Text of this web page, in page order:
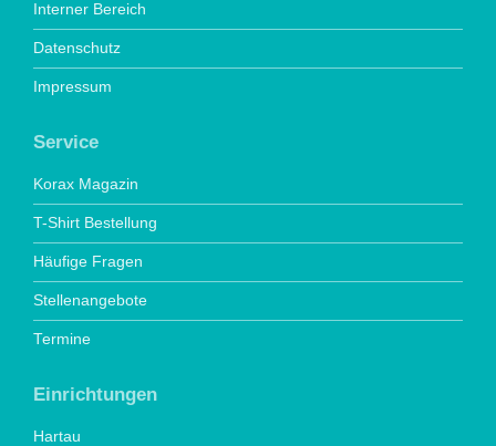
Interner Bereich
Datenschutz
Impressum
Service
Korax Magazin
T-Shirt Bestellung
Häufige Fragen
Stellenangebote
Termine
Einrichtungen
Hartau